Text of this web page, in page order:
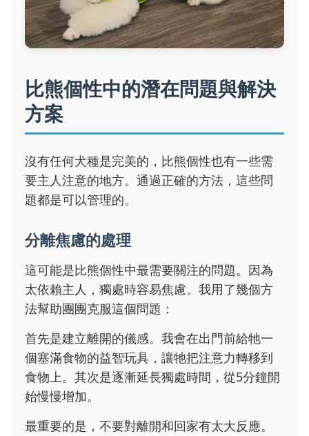
比熊個性中的潛在問題與解決
方案
沒有任何犬種是完美的，比熊個性也有一些需
要主人注意的地方。通過正確的方法，這些問
題都是可以管理的。
分離焦慮的處理
這可能是比熊個性中最需要關注的問題。因為
太依賴主人，獨處時容易焦慮。我用了幾個方
法幫助團團克服這個問題：
首先是建立離開的儀感。我會在出門前給牠一
個塞滿食物的益智玩具，讓牠把注意力轉移到
食物上。其次是逐漸延長獨處時間，從5分鐘開
始慢慢增加。
最重要的是，不要對離開和回家有太大反應。